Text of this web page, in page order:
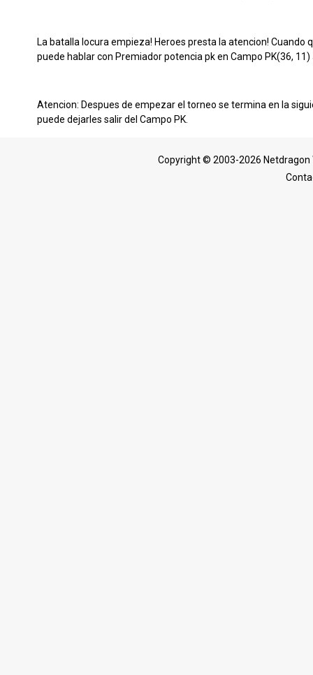
La batalla locura empieza! Heroes presta la atencion!
puede hablar con Premiador potencia pk en Campo PK(36,
Atencion: Despues de empezar el torneo se termina en la
puede dejarles salir del Campo PK.
Copyright © 2003-2026 Netdragon